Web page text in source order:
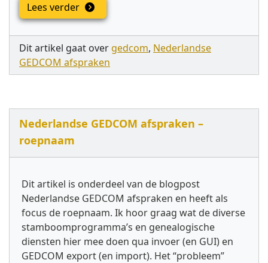
Lees verder
Dit artikel gaat over gedcom, Nederlandse
GEDCOM afspraken
Nederlandse GEDCOM afspraken –
roepnaam
Dit artikel is onderdeel van de blogpost
Nederlandse GEDCOM afspraken en heeft als
focus de roepnaam. Ik hoor graag wat de diverse
stamboomprogramma’s en genealogische
diensten hier mee doen qua invoer (en GUI) en
GEDCOM export (en import). Het “probleem”